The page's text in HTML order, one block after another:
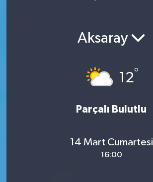
Aksaray
12°
Parçalı Bulutlu
14 Mart Cumartesi
16:00